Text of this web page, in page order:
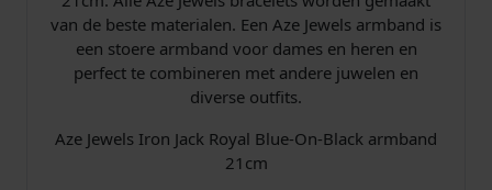
b
a
n
d
van de beste materialen. Een Aze Jewels armband is
een stoere armband voor dames en heren en
perfect te combineren met andere juwelen en
diverse outfits.
Aze Jewels Iron Jack Royal Blue-On-Black armband
21cm